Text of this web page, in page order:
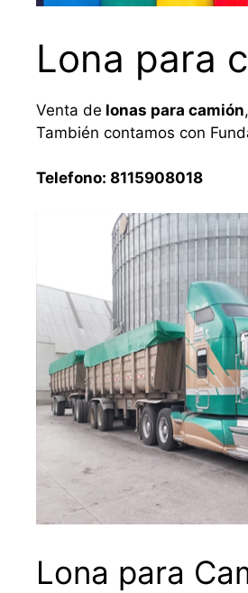
Lona para
Venta de lonas para camión
También contamos con
Telefono:
Lona para